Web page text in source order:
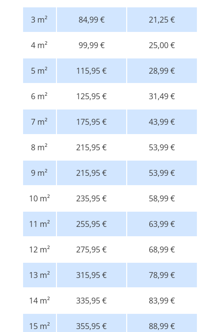
3 m² 84,99 € 21,25 €
4 m² 99,99 € 25,00 €
5 m² 115,95 € 28,99 €
6 m² 125,95 € 31,49 €
7 m² 175,95 € 43,99 €
8 m² 215,95 € 53,99 €
9 m² 215,95 € 53,99 €
10 m² 235,95 € 58,99 €
11 m² 255,95 € 63,99 €
12 m² 275,95 € 68,99 €
13 m² 315,95 € 78,99 €
14 m² 335,95 € 83,99 €
15 m² 355,95 € 88,99 €